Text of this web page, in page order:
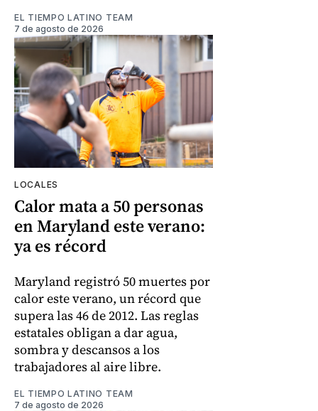
EL TIEMPO LATINO TEAM
7 de agosto de 2026
LOCALES
Calor mata a 50 personas
en Maryland este verano:
ya es récord
Maryland registró 50 muertes por
calor este verano, un récord que
supera las 46 de 2012. Las reglas
estatales obligan a dar agua,
sombra y descansos a los
trabajadores al aire libre.
EL TIEMPO LATINO TEAM
7 de agosto de 2026